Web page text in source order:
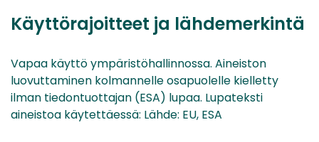
Käyttörajoitteet ja lähdemerkintä
Vapaa käyttö ympäristöhallinnossa. Aineiston
luovuttaminen kolmannelle osapuolelle kielletty
ilman tiedontuottajan (ESA) lupaa. Lupateksti
aineistoa käytettäessä: Lähde: EU, ESA